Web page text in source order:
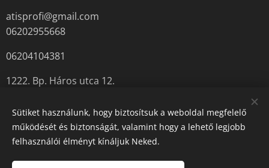
atisprofi@gmail.com
06202955668
06204104381
1222. Bp. Háros utca 12.
A termékek aktuális készletéről érdeklődjön az üzletben, vagy a
megadott elérhetőségek egyikén.
Sütiket használunk, hogy biztosítsuk a weboldal megfelelő
működését és biztonságát, valamint hogy a lehető legjobb
felhasználói élményt kínáljuk Neked.